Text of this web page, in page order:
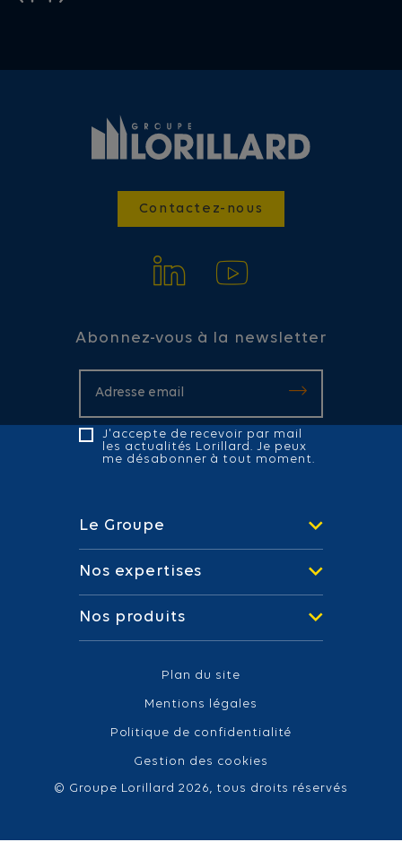
Contactez-nous
Abonnez-vous à la newsletter
J'accepte de recevoir par mail
les actualités Lorillard. Je peux
me désabonner à tout moment.
Le Groupe
Nos expertises
Nos produits
© Groupe Lorillard 2026, tous droits réservés
Plan du site
Mentions légales
Politique de confidentialité
Gestion des cookies